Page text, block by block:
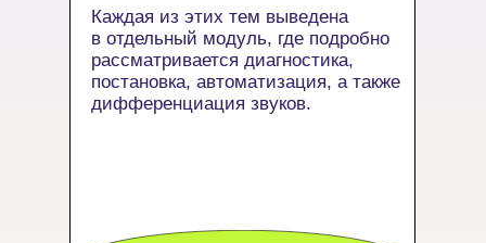
Каждая из этих тем выведена
в отдельный модуль, где подробно
рассматривается диагностика,
постановка, автоматизация, а также
дифференциация звуков.